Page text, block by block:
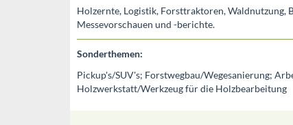
Holzernte, Logistik, Forsttraktoren, Waldnutzung,
Messevorschauen und -berichte.
Sonderthemen:
Pickup's/SUV's; Forstwegbau/Wegesanierung;
Holzwerkstatt/Werkzeug für die Holzbearbeitung